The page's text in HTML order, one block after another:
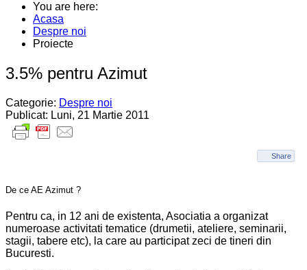
You are here:
Acasa
Despre noi
Proiecte
3.5% pentru Azimut
Categorie: Despre noi
Publicat: Luni, 21 Martie 2011
Share
De ce AE Azimut ?
Pentru ca, in 12 ani de existenta, Asociatia a organizat
numeroase activitati tematice (drumetii, ateliere, seminarii,
stagii, tabere etc), la care au participat zeci de tineri din
Bucuresti.